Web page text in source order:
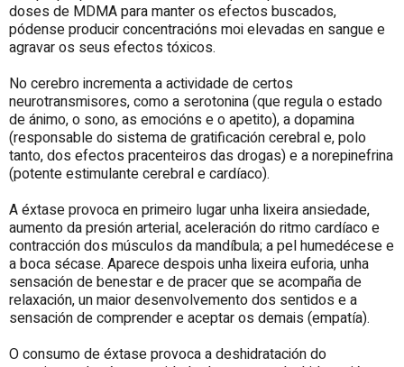
doses de MDMA para manter os efectos buscados,
pódense producir concentracións moi elevadas en sangue e
agravar os seus efectos tóxicos.
No cerebro incrementa a actividade de certos
neurotransmisores, como a serotonina (que regula o estado
de ánimo, o sono, as emocións e o apetito), a dopamina
(responsable do sistema de gratificación cerebral e, polo
tanto, dos efectos pracenteiros das drogas) e a norepinefrina
(potente estimulante cerebral e cardíaco).
A éxtase provoca en primeiro lugar unha lixeira ansiedade,
aumento da presión arterial, aceleración do ritmo cardíaco e
contracción dos músculos da mandíbula; a pel humedécese e
a boca sécase. Aparece despois unha lixeira euforia, unha
sensación de benestar e de pracer que se acompaña de
relaxación, un maior desenvolvemento dos sentidos e a
sensación de comprender e aceptar os demais (empatía).
O consumo de éxtase provoca a deshidratación do